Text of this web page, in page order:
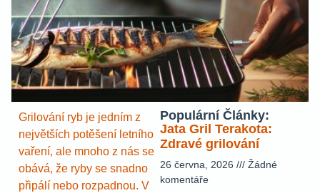
Grilování ryb je jedním z
největších potěšení letního
vaření, ale mnoho z nás se
obává, že ryby se snadno
připálí nebo rozpadnou. V
Populární Články:
Jata Gril Terakota:
Zdravé grilování
26 června, 2026
Žádné
komentáře